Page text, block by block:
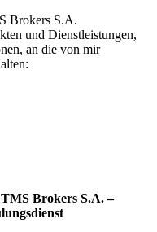
Brokers S.A.
und Dienstleistungen,
an die von mir
Brokers S.A. –